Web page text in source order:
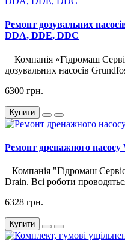
Ремонт дозувальних
DDA, DDE, DDC
Компанія «Гідромаш
дозувальних насосів
6300 грн.
Купити
Ремонт дренажного
Компанія "Гідромаш
Drain. Всі роботи
6328 грн.
Купити